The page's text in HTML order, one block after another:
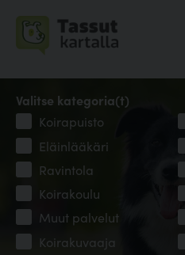
Valitse kategoria(t)
Koirapuisto
Eläinlääkäri
Ravintola
Koirakoulu
Muut palvelut
Koirakuvaaja